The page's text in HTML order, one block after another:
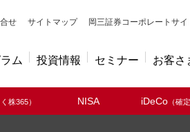
ンドエー
せ サイトマップ 岡三証券コーポレートサイ
ム 投資情報 セミナー お客さ
株365） NISA iDeCo（確